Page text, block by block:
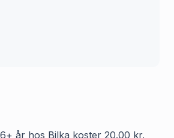
år hos Bilka koster 20.00 kr.